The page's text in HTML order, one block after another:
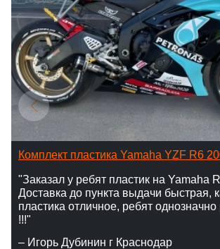
Комплект пластика Yamaha YZF R6
"Заказал у ребят пластик на Yamaha
Доставка до пункта выдачи быстрая,
пластика отличное, ребят
!!!"
– Игорь Дубинин г Краснодар